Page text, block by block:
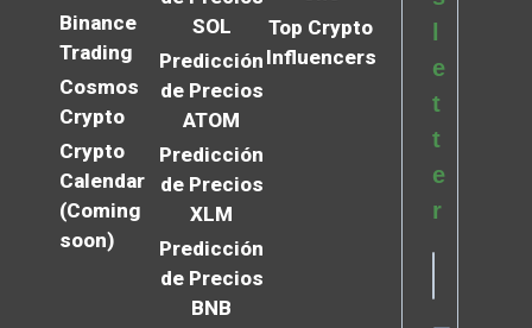
Binance
Trading
Cosmos
Crypto
Crypto
Calendar
(Coming
soon)
SOL
Predicción
de Precios
ATOM
Predicción
de Precios
XLM
Predicción
de Precios
BNB
Top Crypto
Influencers
l
e
t
t
e
r